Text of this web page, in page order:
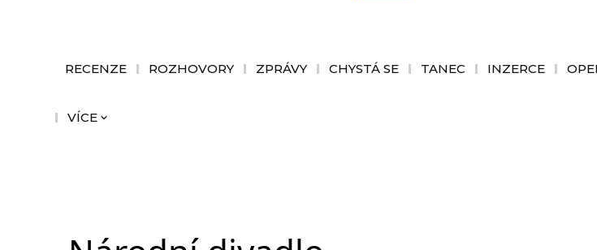
RECENZE ROZHOVORY ZPRÁVY CHYSTÁ SE TANEC INZERCE
VÍCE